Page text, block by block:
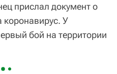
прислал документ о
коронавирус. У
бой на территории